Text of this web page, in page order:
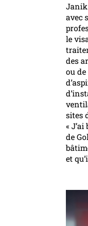
Janik
avec
le
des
ou
sites
«
de
et